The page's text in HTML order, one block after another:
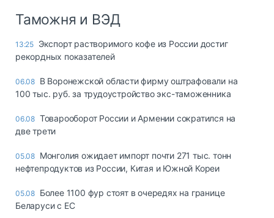
Таможня и ВЭД
13:25 Экспорт растворимого кофе из России достиг
рекордных показателей
06.08 В Воронежской области фирму оштрафовали на
100 тыс. руб. за трудоустройство экс-таможенника
06.08 Товарооборот России и Армении сократился на
две трети
05.08 Монголия ожидает импорт почти 271 тыс. тонн
нефтепродуктов из России, Китая и Южной Кореи
05.08 Более 1100 фур стоят в очередях на границе
Беларуси с ЕС